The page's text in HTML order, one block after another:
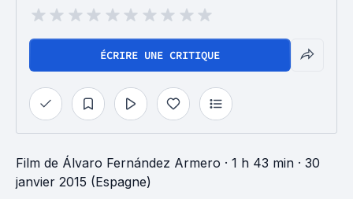
ÉCRIRE UNE CRITIQUE
Film de Álvaro Fernández Armero · 1 h 43 min · 30
janvier 2015 (Espagne)